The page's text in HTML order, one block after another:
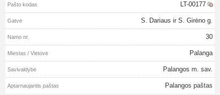
LT-00177
S. Dariaus ir S. Girėno g.
30
Palanga
Palangos m. sav.
Palangos paštas